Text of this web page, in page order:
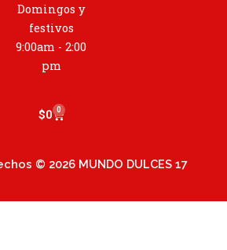
Domingos y
festivos
9:00am - 2:00
pm
$0 0
Cart
© 2026 MUNDO DULCES 17